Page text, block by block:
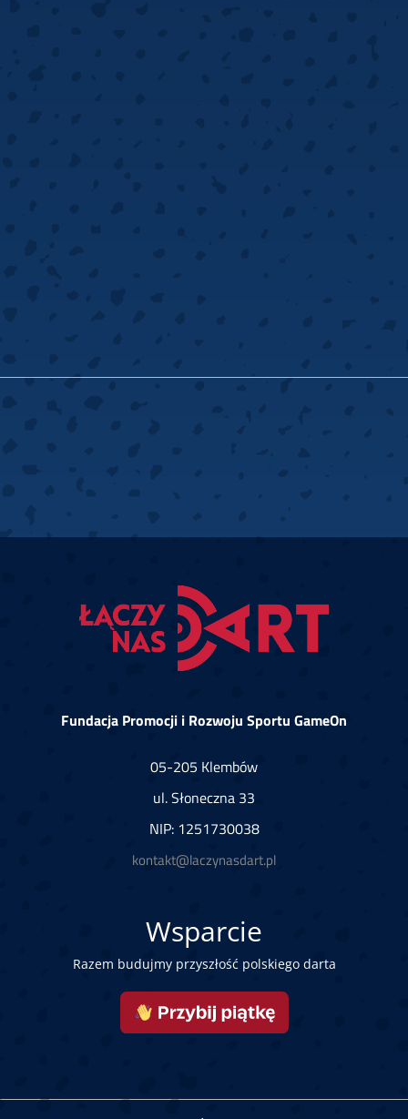
Fundacja Promocji i Rozwoju Sportu GameOn
05-205 Klembów
ul. Słoneczna 33
NIP: 1251730038
kontakt@laczynasdart.pl
Wsparcie
Razem budujmy przyszłość polskiego darta